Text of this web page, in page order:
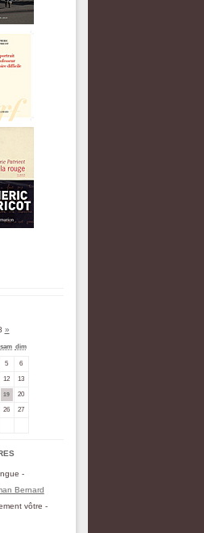
»
sam dim
5 6
12 13
19 20
26 27
-
Bernard
vôtre -